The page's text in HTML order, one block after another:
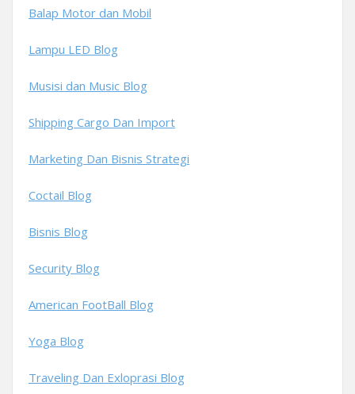
Balap Motor dan Mobil
Lampu LED Blog
Musisi dan Music Blog
Shipping Cargo Dan Import
Marketing Dan Bisnis Strategi
Coctail Blog
Bisnis Blog
Security Blog
American FootBall Blog
Yoga Blog
Traveling Dan Exloprasi Blog